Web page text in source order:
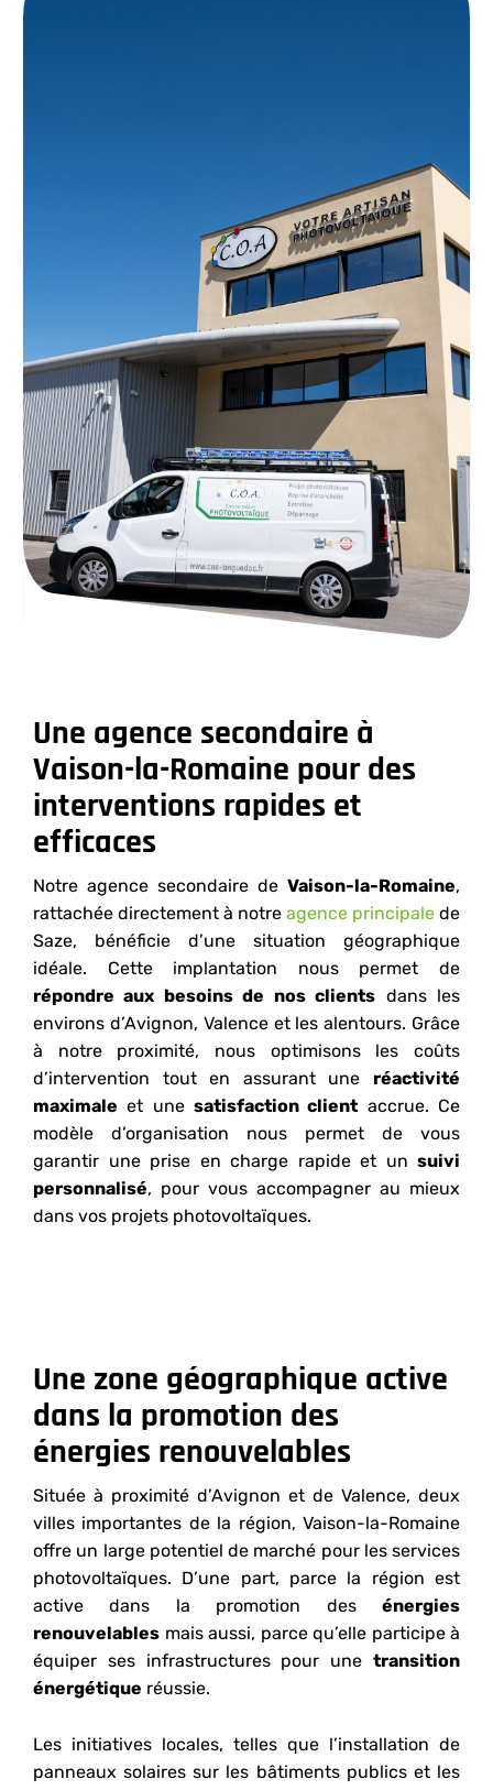
Une agence secondaire à
Vaison-la-Romaine pour des
interventions rapides et
efficaces
Notre agence secondaire de Vaison-la-Romaine,
rattachée directement à notre agence principale de
Saze, bénéficie d’une situation géographique
idéale. Cette implantation nous permet de
répondre aux besoins de nos clients dans les
environs d’Avignon, Valence et les alentours. Grâce
à notre proximité, nous optimisons les coûts
d’intervention tout en assurant une réactivité
maximale et une satisfaction client accrue. Ce
modèle d’organisation nous permet de vous
garantir une prise en charge rapide et un suivi
personnalisé, pour vous accompagner au mieux
dans vos projets photovoltaïques.
Une zone géographique active
dans la promotion des
énergies renouvelables
Située à proximité d’Avignon et de Valence, deux
villes importantes de la région, Vaison-la-Romaine
offre un large potentiel de marché pour les services
photovoltaïques. D’une part, parce la région est
active dans la promotion des énergies
renouvelables mais aussi, parce qu’elle participe à
équiper ses infrastructures pour une transition
énergétique réussie.
Les initiatives locales, telles que l’installation de
panneaux solaires sur les bâtiments publics et les